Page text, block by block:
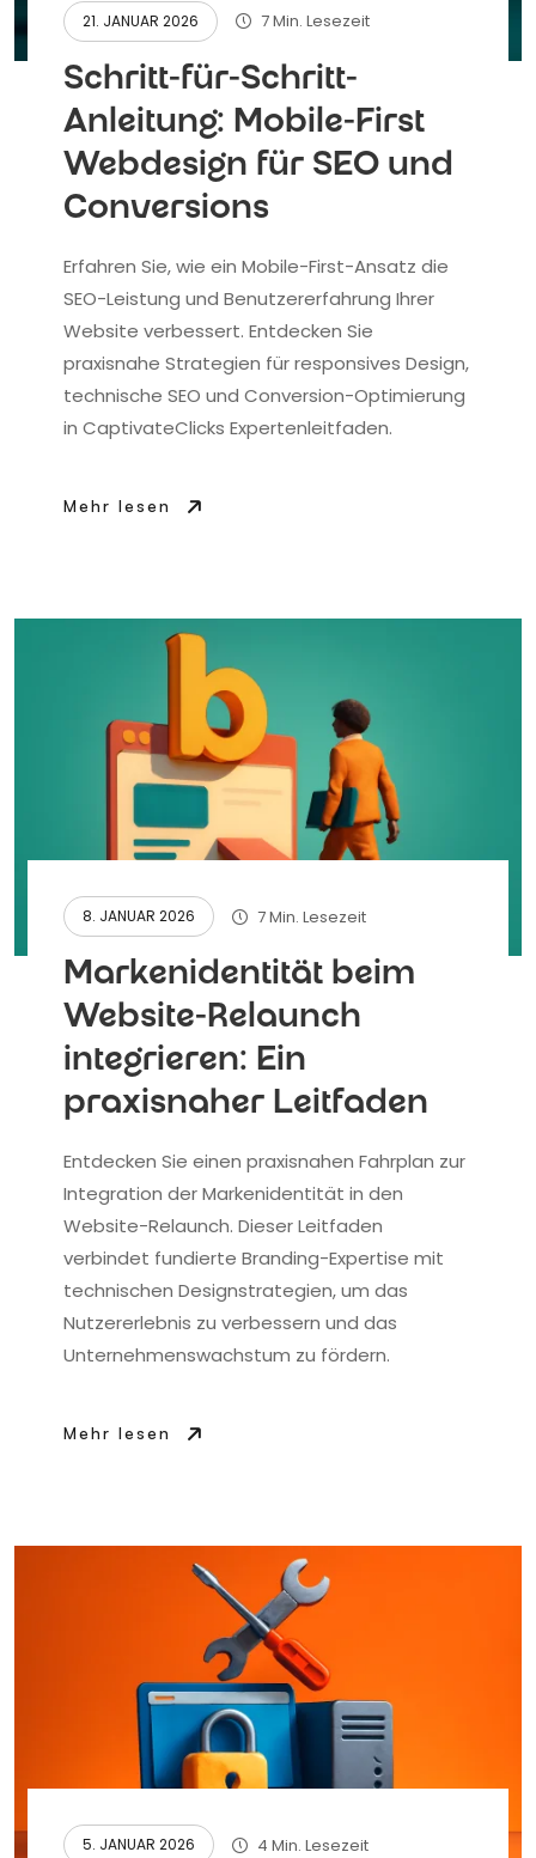
21. JANUAR 2026 7 Min. Lesezeit
Schritt-für-Schritt-
Anleitung: Mobile-First
Webdesign für SEO und
Conversions
Erfahren Sie, wie ein Mobile-First-Ansatz die
SEO-Leistung und Benutzererfahrung Ihrer
Website verbessert. Entdecken Sie
praxisnahe Strategien für responsives Design,
technische SEO und Conversion-Optimierung
in CaptivateClicks Expertenleitfaden.
Mehr lesen
8. JANUAR 2026 7 Min. Lesezeit
Markenidentität beim
Website-Relaunch
integrieren: Ein
praxisnaher Leitfaden
Entdecken Sie einen praxisnahen Fahrplan zur
Integration der Markenidentität in den
Website-Relaunch. Dieser Leitfaden
verbindet fundierte Branding-Expertise mit
technischen Designstrategien, um das
Nutzererlebnis zu verbessern und das
Unternehmenswachstum zu fördern.
Mehr lesen
5. JANUAR 2026 4 Min. Lesezeit